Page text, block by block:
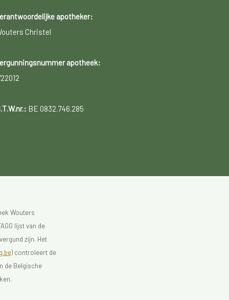
apotheker:
Christel
apotheek:
BE 0832.746.285
Wouters
lijst van de
zijn. Het
controleert de
de Belgische